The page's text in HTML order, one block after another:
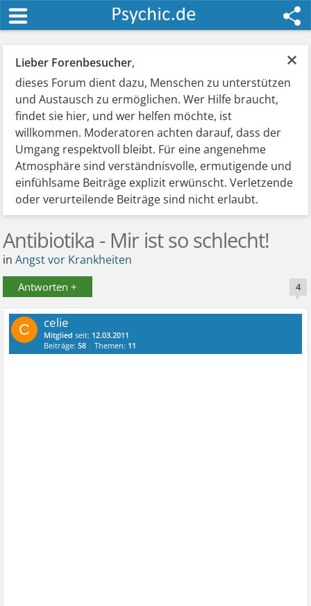
×
Lieber Forenbesucher,
dieses Forum dient dazu, Menschen zu unterstützen
und Austausch zu ermöglichen. Wer Hilfe braucht,
findet sie hier, und wer helfen möchte, ist
willkommen. Moderatoren achten darauf, dass der
Umgang respektvoll bleibt. Für eine angenehme
Atmosphäre sind verständnisvolle, ermutigende und
einfühlsame Beiträge explizit erwünscht. Verletzende
oder verurteilende Beiträge sind nicht erlaubt.
Antibiotika - Mir ist so schlecht!
inAngst vor Krankheiten
Antworten + 4
C celie
Mitglied seit: 12.03.2011
Beiträge:58 Themen: 11